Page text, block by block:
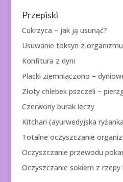
Przepiski
Cukrzyca – jak ją usunąć?
Usuwanie toksyn z organizmu
Konfitura z dyni
Placki ziemniaczono –
Złoty chlebek pszczeli –
Czerwony burak leczy
Kitchari (ayurwedyjska
Totalne oczyszczanie
Oczyszczanie przewodu
Oczyszczanie sokiem z